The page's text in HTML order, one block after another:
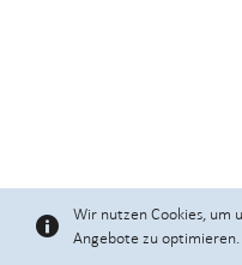
Wir nutzen Cookies, um
Angebote zu optimieren.